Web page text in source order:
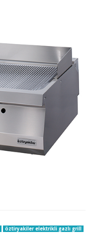
öztiryakiler elektrikli gazlı grill